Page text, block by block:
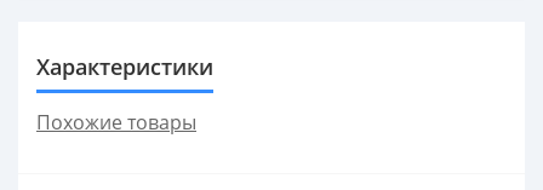
Характеристики
Похожие товары